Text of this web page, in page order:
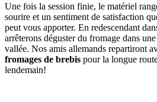
Une fois la session finie, le matériel
sourire et un sentiment de satisfaction
peut vous apporter. En redescendant
arrêterons déguster du fromage dans
vallée. Nos amis allemands repartiront
fromages de brebis pour la longue
lendemain!